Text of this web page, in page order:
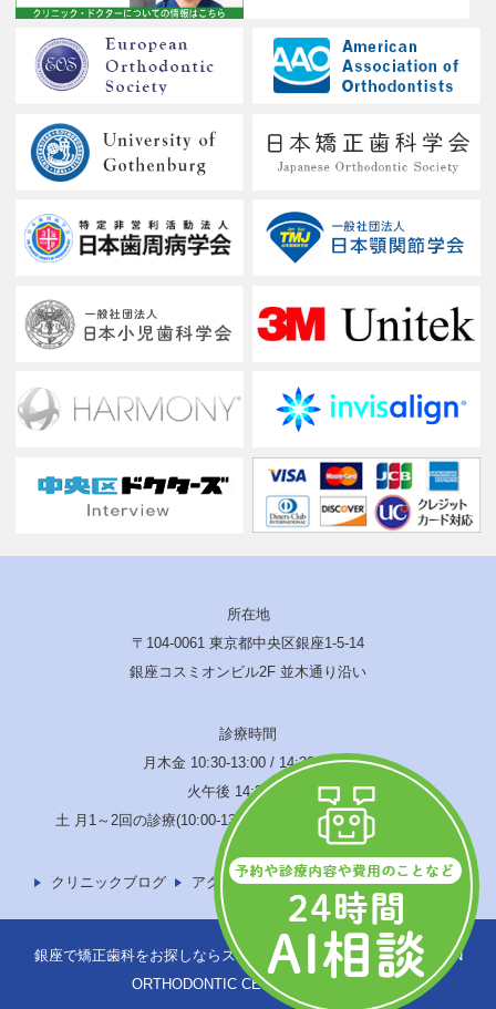
所在地
〒104-0061 東京都中央区銀座1-5-14
銀座コスミオンビル2F 並木通り沿い
診療時間
月木金 10:30-13:00 / 14:30-19:00
火午後 14:30-17:00
土 月1～2回の診療(10:00-13:00 / 14:00-17:00) 水･日･祝休診
クリニックブログ アクセス サイトマップ
銀座で矯正歯科をお探しならスウェーデン矯正歯科へ © SWEDEN
ORTHODONTIC CENTER -TOKYO-